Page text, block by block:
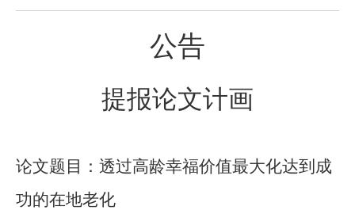
公告
提报论文计画
论文题目：透过高龄幸福价值最大化达到成
功的在地老化